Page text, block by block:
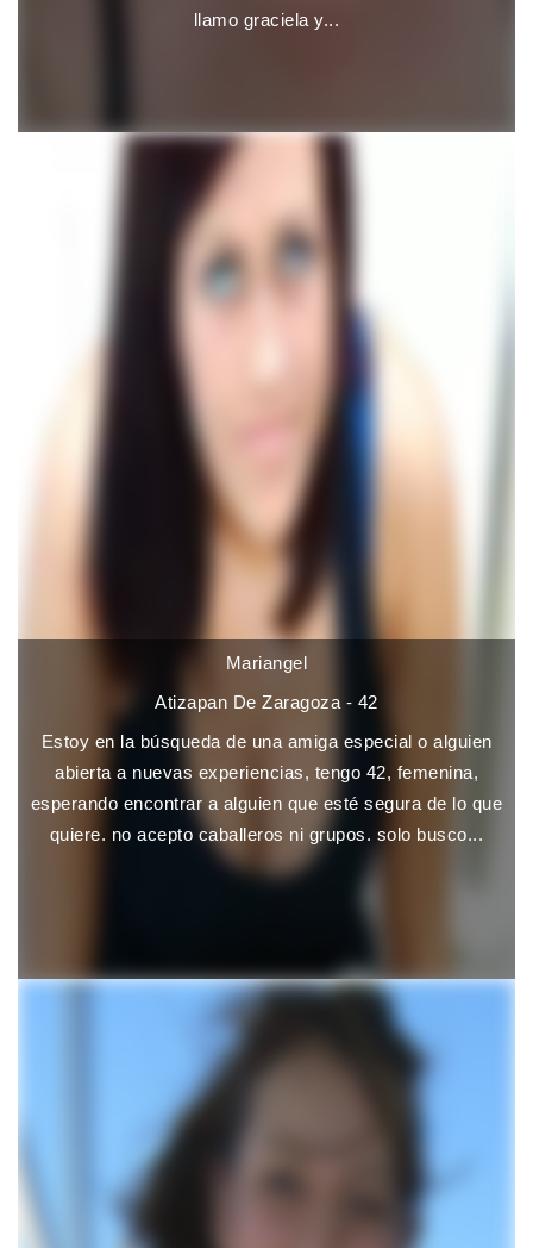
llamo graciela y...
Mariangel
Atizapan De Zaragoza - 42
Estoy en la búsqueda de una amiga especial o alguien
abierta a nuevas experiencias, tengo 42, femenina,
esperando encontrar a alguien que esté segura de lo que
quiere. no acepto caballeros ni grupos. solo busco...